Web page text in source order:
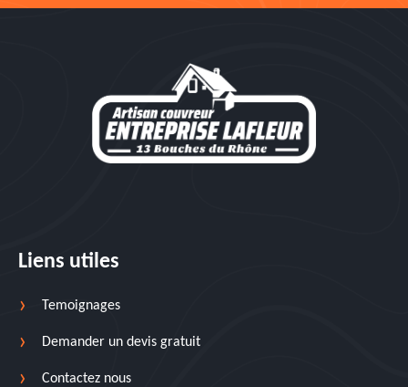
Liens utiles
Temoignages
Demander un devis gratuit
Contactez nous